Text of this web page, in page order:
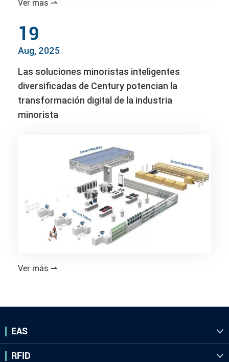
Ver más 
19
Aug, 2025
Las soluciones minoristas inteligentes
diversificadas de Century potencian la
transformación digital de la industria
minorista
Ver más 
EAS 
RFID 